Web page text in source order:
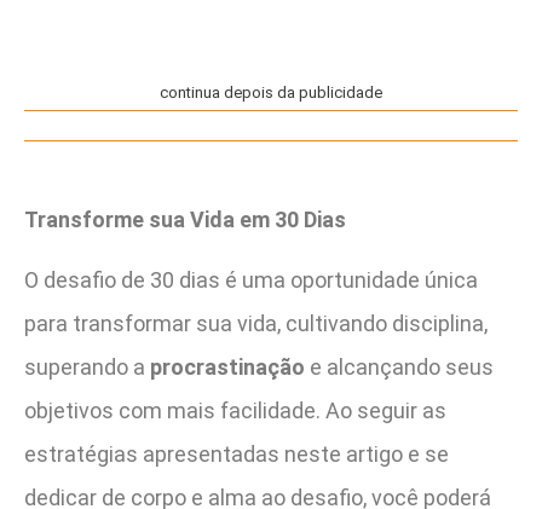
continua depois da publicidade
Transforme sua Vida em 30 Dias
O desafio de 30 dias é uma oportunidade única
para transformar sua vida, cultivando disciplina,
superando a procrastinação e alcançando seus
objetivos com mais facilidade. Ao seguir as
estratégias apresentadas neste artigo e se
dedicar de corpo e alma ao desafio, você poderá